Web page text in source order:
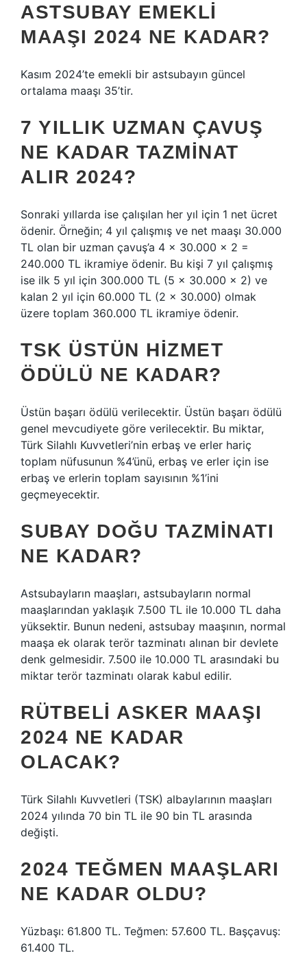
ASTSUBAY EMEKLI
MAAŞI 2024 NE KADAR?
Kasım 2024’te emekli bir astsubayın güncel
ortalama maaşı 35’tir.
7 YILLIK UZMAN ÇAVUŞ
NE KADAR TAZMINAT
ALIR 2024?
Sonraki yıllarda ise çalışılan her yıl için 1 net ücret
ödenir. Örneğin; 4 yıl çalışmış ve net maaşı 30.000
TL olan bir uzman çavuş’a 4 x 30.000 x 2 =
240.000 TL ikramiye ödenir. Bu kişi 7 yıl çalışmış
ise ilk 5 yıl için 300.000 TL (5 x 30.000 x 2) ve
kalan 2 yıl için 60.000 TL (2 x 30.000) olmak
üzere toplam 360.000 TL ikramiye ödenir.
TSK ÜSTÜN HIZMET
ÖDÜLÜ NE KADAR?
Üstün başarı ödülü verilecektir. Üstün başarı ödülü
genel mevcudiyete göre verilecektir. Bu miktar,
Türk Silahlı Kuvvetleri’nin erbaş ve erler hariç
toplam nüfusunun %4’ünü, erbaş ve erler için ise
erbaş ve erlerin toplam sayısının %1’ini
geçmeyecektir.
SUBAY DOĞU TAZMINATI
NE KADAR?
Astsubayların maaşları, astsubayların normal
maaşlarından yaklaşık 7.500 TL ile 10.000 TL daha
yüksektir. Bunun nedeni, astsubay maaşının, normal
maaşa ek olarak terör tazminatı alınan bir devlete
denk gelmesidir. 7.500 ile 10.000 TL arasındaki bu
miktar terör tazminatı olarak kabul edilir.
RÜTBELI ASKER MAAŞI
2024 NE KADAR
OLACAK?
Türk Silahlı Kuvvetleri (TSK) albaylarının maaşları
2024 yılında 70 bin TL ile 90 bin TL arasında
değişti.
2024 TEĞMEN MAAŞLARI
NE KADAR OLDU?
Yüzbaşı: 61.800 TL. Teğmen: 57.600 TL. Başçavuş:
61.400 TL.